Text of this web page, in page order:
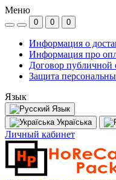
Меню
0 0 0
Информация о
Информация про
Договор публичной
Защита
Язык
Язык
Україська
Личный кабинет